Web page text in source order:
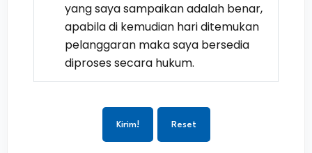
yang saya sampaikan adalah benar,
apabila di kemudian hari ditemukan
pelanggaran maka saya bersedia
diproses secara hukum.
Kirim! Reset